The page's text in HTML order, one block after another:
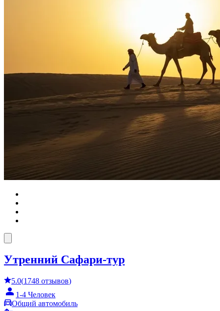
Утренний Сафари-тур
5.0(1748 отзывов)
1-4 Человек
Общий автомобиль